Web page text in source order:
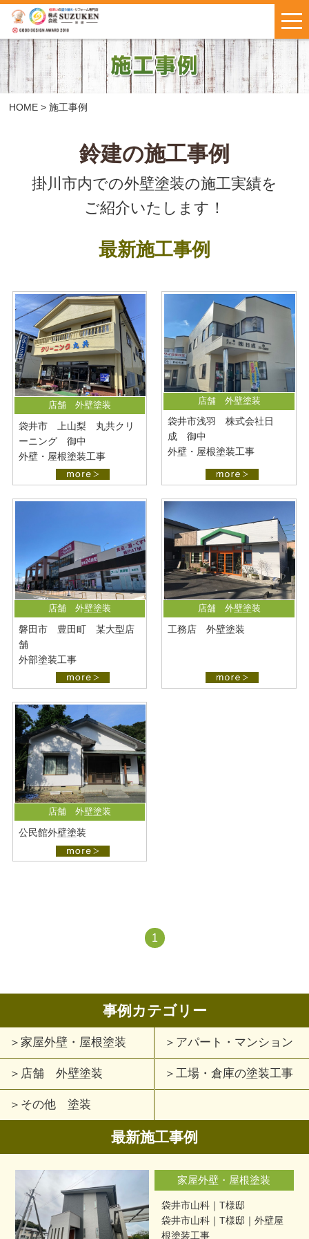
鈴建ブログ W保証について
はじめての方へ
施工事例
お客様の声
料金について
LINEで気軽に
お問い合わせ
インスタで
最新施工事例
公開中
プライバシーポリシー
HOME > 施工事例
鈴建の施工事例
掛川市内での外壁塗装の施工実績を
ご紹介いたします！
最新施工事例
店舗 外壁塗装
袋井市 上山梨 丸共クリ
ーニング 御中
外壁・屋根塗装工事
店舗 外壁塗装
袋井市浅羽 株式会社日
成 御中
外壁・屋根塗装工事
店舗 外壁塗装
磐田市 豊田町 某大型店
舗
外部塗装工事
店舗 外壁塗装
工務店 外壁塗装
店舗 外壁塗装
公民館外壁塗装
1
事例カテゴリー
家屋外壁・屋根塗装 アパート・マンション
店舗 外壁塗装 工場・倉庫の塗装工事
その他 塗装
最新施工事例
家屋外壁・屋根塗装
袋井市山科｜T様邸
袋井市山科｜T様邸｜外壁屋
根塗装工事